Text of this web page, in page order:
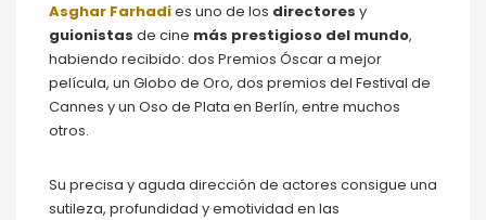
Asghar Farhadies uno de los directores y
guionistas de cine más prestigioso del mundo,
habiendo recibido: dos Premios Óscar a mejor
película, un Globo de Oro, dos premios del Festival de
Cannes y un Oso de Plata en Berlín, entre muchos
otros.
Su precisa y aguda dirección de actores consigue una
sutileza, profundidad y emotividad en las